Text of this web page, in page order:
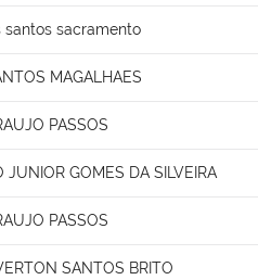
santos sacramento
MAGALHAES
PASSOS
JUNIOR GOMES DA SILVEIRA
PASSOS
SANTOS BRITO